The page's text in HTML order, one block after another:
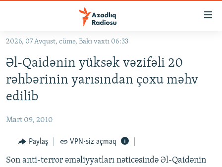
Əsas
qayıt
Əsas
naviqasiyaya
qayıt
#İZAHLA
KORRUPSIOMETR
FƏRQƏ BAX
QANUNI DOĞRU
ARAŞDIRMA
2026, 07 Avqust, cümə, Bakı vaxtı 06:33
Əl-Qaidənin yüksək vəzifəli 20
rəhbərinin yarısından çoxu məhv
edilib
Mart 09, 2010
Paylaş VPN-siz açmaq
Son anti-terror əməliyyatları nəticəsində Əl-Qaidənin